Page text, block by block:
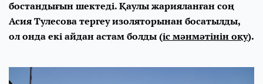
бостандығын шектеді. Қаулы жарияланған соң
Асия Тулесова тергеу изоляторынан босатылды,
ол онда екі айдан астам болды (іс мәнмәтінін оқу).